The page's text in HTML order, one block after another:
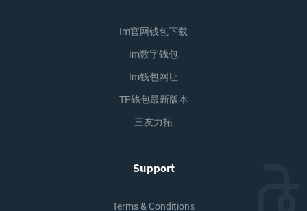
Im官网钱包下载
Im数字钱包
Im钱包网址
TP钱包最新版本
三友力拓
Support
Terms & Conditions